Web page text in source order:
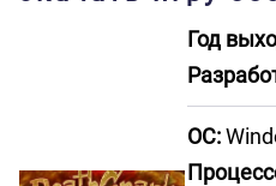
Год
ОС: